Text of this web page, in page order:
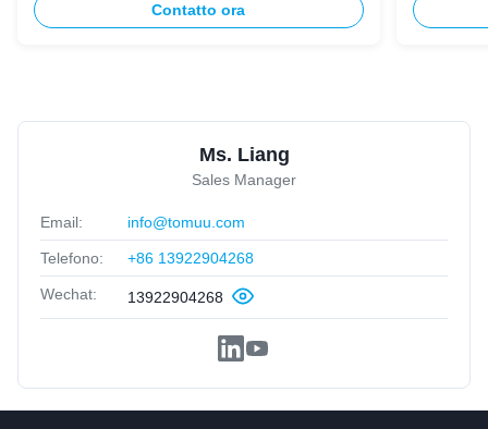
Contatto ora
Ms. Liang
Sales Manager
Email: info@tomuu.com
Telefono: +86 13922904268
Wechat: 13922904268